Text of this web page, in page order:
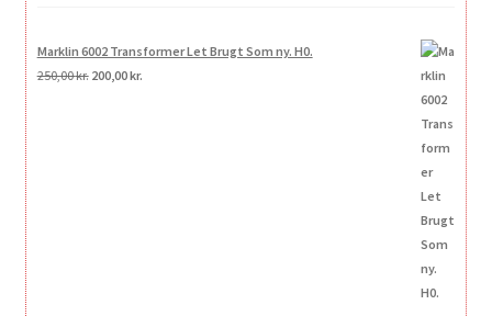
Marklin 6002 Transformer Let Brugt Som ny. H0.
250,00kr. Den
200,00kr.Den